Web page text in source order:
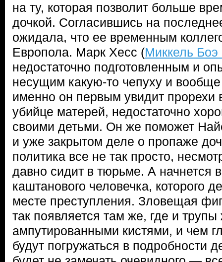
на ту, которая позволит больше
дочкой. Согласившись на
ожидала, что ее временным
Европола. Марк Хесс (Миккель Боэ
недостаточно подготовленным и
несущим какую-то чепуху и
именно он первым увидит прорехи
убийце матерей, недостаточно
своими детьми. Он же поможет
и уже закрытом деле о пропаже
политика все не так просто,
давно сидит в тюрьме. А начнется
каштанового человечка, которого
месте преступления. Зловещая
так появляется там же, где и
ампутированными кистями, и чем
будут погружаться в подробности